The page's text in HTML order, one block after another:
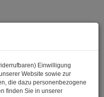
Einwilligung
Website sowie zur
die dazu personenbezogene
finden Sie in unserer